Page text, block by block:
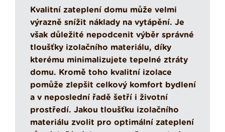
Kvalitní zateplení domu může velmi
výrazně snížit náklady na vytápění. Je
však důležité nepodcenit výběr správné
tloušťky izolačního materiálu, díky
kterému minimalizujete tepelné ztráty
domu. Kromě toho kvalitní izolace
pomůže zlepšit celkový komfort bydlení
a v neposlední řadě šetří i životní
prostředí. Jakou tloušťku izolačního
materiálu zvolit pro optimální zateplení